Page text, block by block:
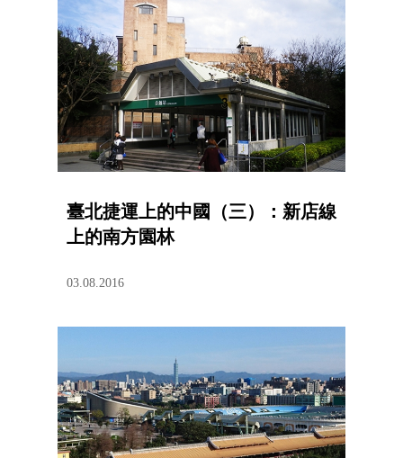
臺北捷運上的中國（三）：新店線
上的南方園林
03.08.2016